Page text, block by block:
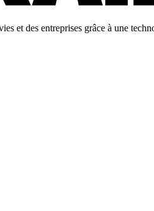
et des entreprises grâce à une